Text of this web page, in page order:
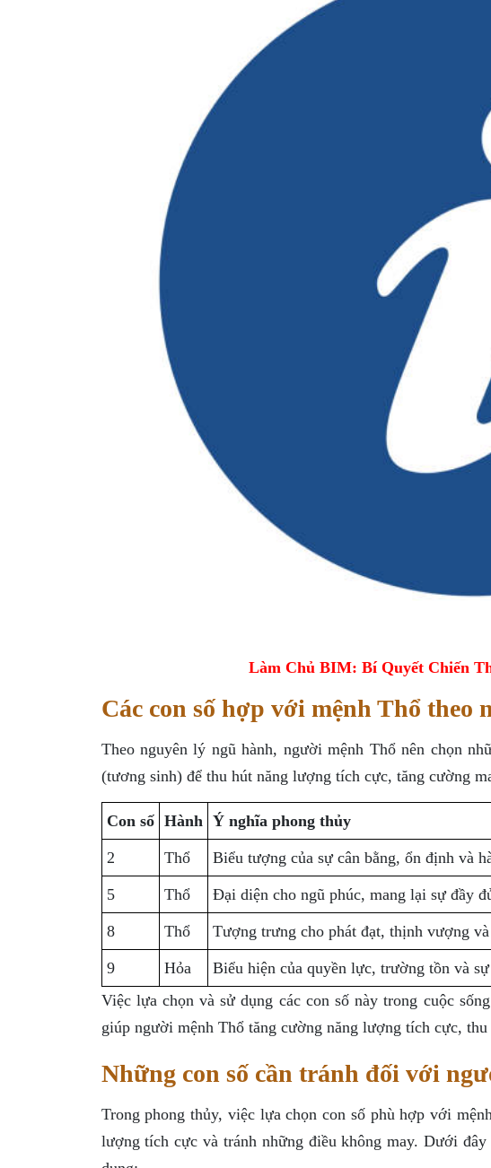
Làm Chủ BIM: Bí Quyết Chiến
Các con số hợp với mệnh Thổ theo
Theo nguyên lý ngũ hành, người mệnh Thổ nên chọn
(tương sinh) để thu hút năng lượng tích cực, tăng cường
Con số Hành Ý nghĩa phong thủy
2 Thổ Biểu tượng của sự cân bằng, ổn định và
5 Thổ Đại diện cho ngũ phúc, mang lại sự đầy
8 Thổ Tượng trưng cho phát đạt, thịnh vượng
9 Hỏa
Biểu hiện của quyền lực, trường tồn và
Việc lựa chọn và sử dụng các con số này trong cuộc
giúp người mệnh Thổ tăng cường năng lượng tích cực,
Những con số cần tránh đối với
Trong phong thủy, việc lựa chọn con số phù hợp với
lượng tích cực và tránh những điều không may. Dưới